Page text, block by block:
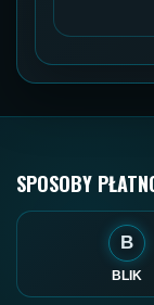
SPOSOBY
B
BLIK